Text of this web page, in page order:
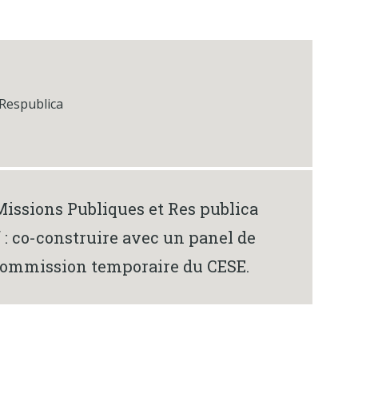
Publiques et Res publica
co-construire avec un panel de
temporaire du CESE.